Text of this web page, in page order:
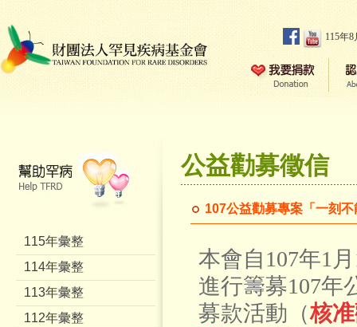
115年
公益勸募徵信
107公益勸募專案「一刻
本會自107年1
進行籌募107年
募款活動（核
115年彙整
114年彙整
113年彙整
112年彙整